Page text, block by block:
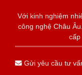
Với kinh nghiệm
công nghệ Châu
cấp
Gửi yêu cầu tư